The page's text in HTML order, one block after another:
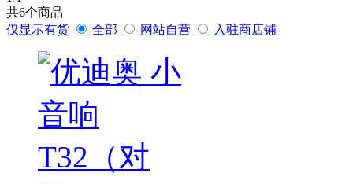
共6个商品
仅显示有货
全部 网站自营 入驻商店铺